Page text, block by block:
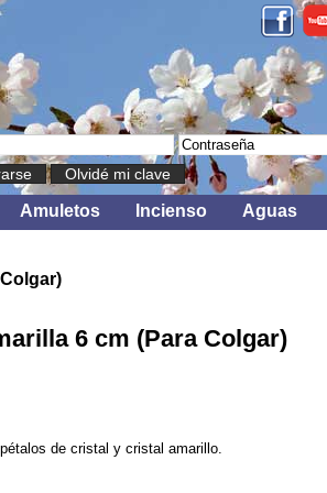
Olvidé mi clave
Amuletos Incienso Aguas
6 cm (Para Colgar)
de cristal y cristal amarillo.